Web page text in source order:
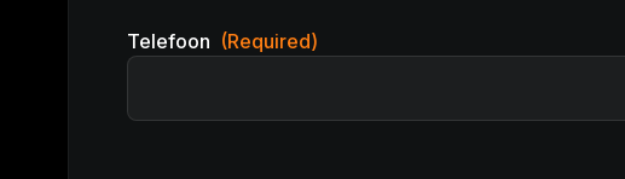
Telefoon (Required)